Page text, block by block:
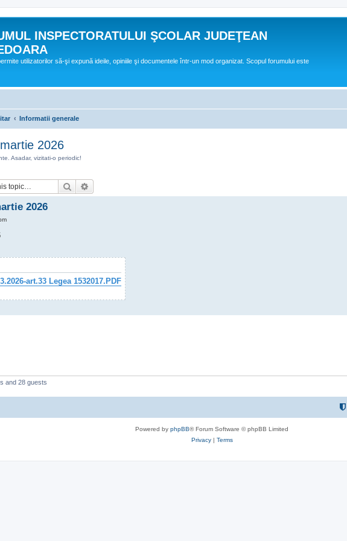
INSPECTORATULUI ŞCOLAR JUDEŢEAN
utilizatorilor să-şi expună ideile, opiniile şi documentele într-un mod organizat. Scopul forumului este
Informatii generale
2026
Asadar, vizitati-o periodic!
Search
2026
art.33 Legea 1532017.PDF
and 28 guests
Powered by phpBB® Forum Software © phpBB Limited
Privacy| Terms